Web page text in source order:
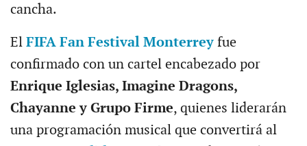
cancha.
El FIFA Fan Festival Monterreyfue
confirmado con un cartel encabezado por
Enrique Iglesias, Imagine Dragons,
Chayanne y Grupo Firme, quienes liderarán
una programación musical que convertirá al